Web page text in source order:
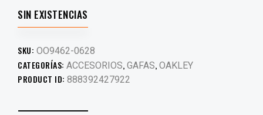
SIN EXISTENCIAS
SKU: OO9462-0628
CATEGORÍAS: ACCESORIOS, GAFAS, OAKLEY
PRODUCT ID: 888392427922